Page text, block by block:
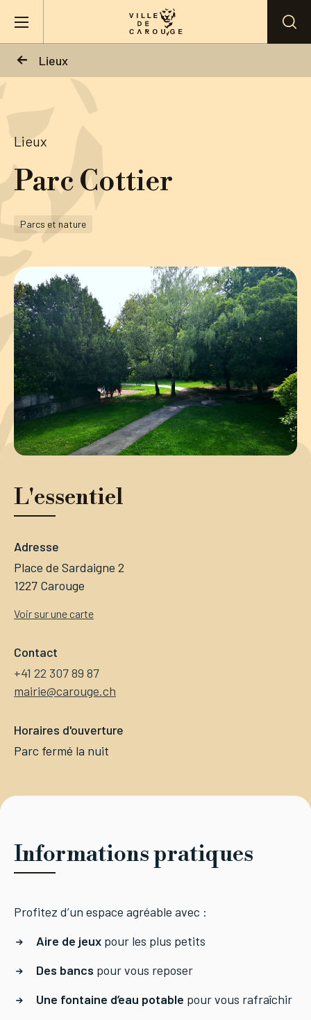
Lieux
Mairie
Vie pratique
Actualités
Lieux
Tourisme
Démarches
CAROUGE SE CONSTRUIT
Lieux
Parc Cottier
Parcs et nature
L'essentiel
Adresse
Place de Sardaigne 2
1227 Carouge
Voir sur une carte
Contact
+41 22 307 89 87
mairie@carouge.ch
Horaires d'ouverture
Parc fermé la nuit
Informations pratiques
Profitez d’un espace agréable avec :
Aire de jeux pour les plus petits
Des bancs pour vous reposer
Une fontaine d’eau potable pour vous rafraîchir